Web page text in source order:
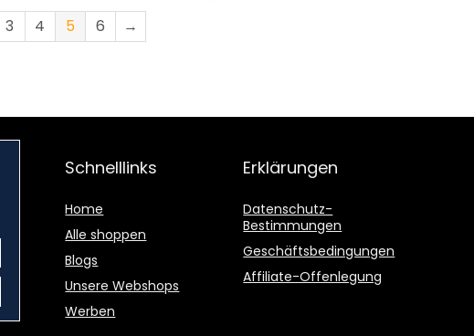
3 4 5 6 →
Schnelllinks
Home
Alle shoppen
Blogs
Unsere Webshops
Werben
Erklärungen
Datenschutz-
Bestimmungen
Geschäftsbedingungen
Affiliate-Offenlegung